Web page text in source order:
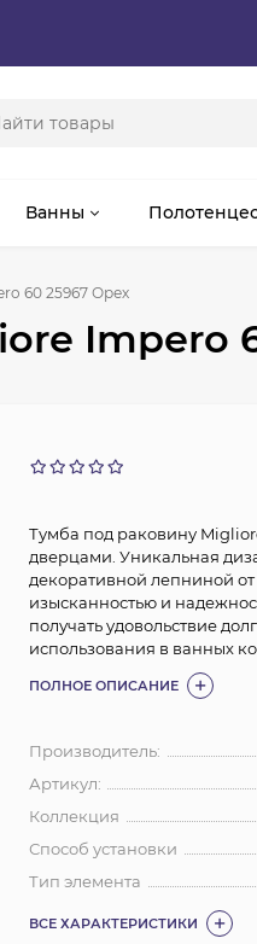
Ванны
60 25967 Орех
Impero
Тумба под раковину
дверцами. Уникальная
декоративной лепниной
изысканностью и
получать удовольствие
использования в ванных
ПОЛНОЕ ОПИСАНИЕ
Производитель:
Артикул:
Коллекция
Способ установки
Тип элемента
ВСЕ ХАРАКТЕРИСТИКИ